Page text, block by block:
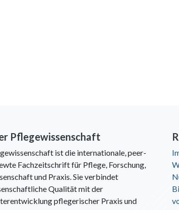
Pflegewissenschaft
ist die internationale, peer-
Fachzeitschrift für Pflege, Forschung,
und Praxis. Sie verbindet
Qualität mit der
pflegerischer Praxis und